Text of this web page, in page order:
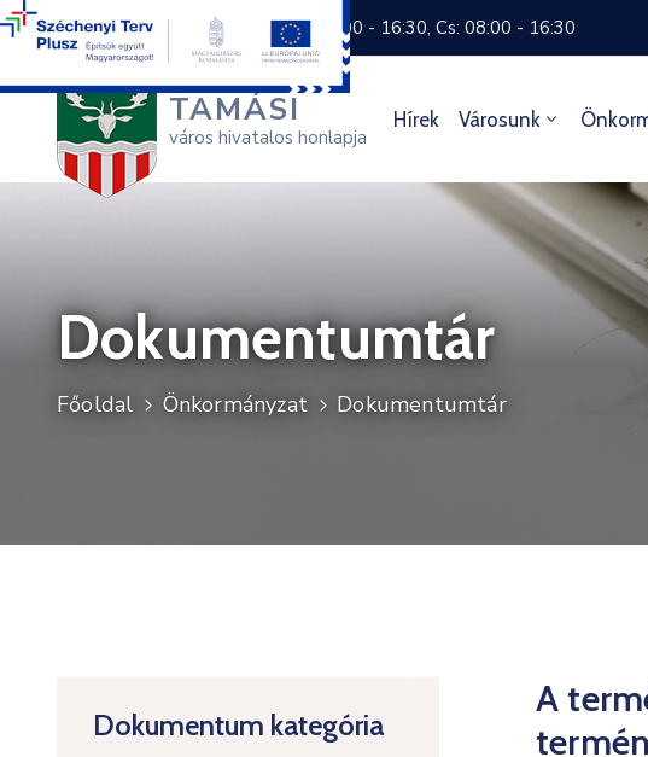
+36 74 570 800 H: 8:00 - 16:30, Cs: 08:00 - 16:30
TAMÁSI
város hivatalos honlapja
Hírek Városunk
Dokumentumtár
Főoldal Önkormányzat Dokumentumtár
Dokumentum kategória
A